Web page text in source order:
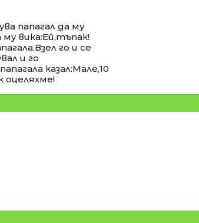
папагал да му
му вика:Ей,тъпак!
го и се
и го
казал:Мале,10
оцеляхме!